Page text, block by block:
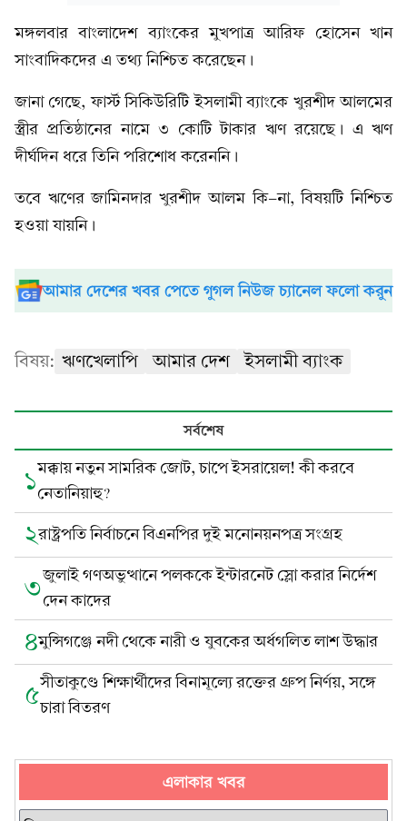
মঙ্গলবার বাংলাদেশ ব্যাংকের মুখপাত্র আরিফ হোসেন খান
সাংবাদিকদের এ তথ্য নিশ্চিত করেছেন।
জানা গেছে, ফার্স্ট সিকিউরিটি ইসলামী ব্যাংকে খুরশীদ আলমের
স্ত্রীর প্রতিষ্ঠানের নামে ৩ কোটি টাকার ঋণ রয়েছে। এ ঋণ
দীর্ঘদিন ধরে তিনি পরিশোধ করেননি।
তবে ঋণের জামিনদার খুরশীদ আলম কি-না, বিষয়টি নিশ্চিত
হওয়া যায়নি।
আমার দেশের খবর পেতে গুগল নিউজ চ্যানেল ফলো করুন
বিষয়: ঋণখেলাপি আমার দেশ ইসলামী ব্যাংক
সর্বশেষ
১মক্কায় নতুন সামরিক জোট, চাপে ইসরায়েল! কী করবে
নেতানিয়াহু?
২রাষ্ট্রপতি নির্বাচনে বিএনপির দুই মনোনয়নপত্র সংগ্রহ
৩জুলাই গণঅভুত্থানে পলককে ইন্টারনেট স্লো করার নির্দেশ
দেন কাদের
৪মুন্সিগঞ্জে নদী থেকে নারী ও যুবকের অর্ধগলিত লাশ উদ্ধার
৫সীতাকুণ্ডে শিক্ষার্থীদের বিনামূল্যে রক্তের গ্রুপ নির্ণয়, সঙ্গে
চারা বিতরণ
এলাকার খবর